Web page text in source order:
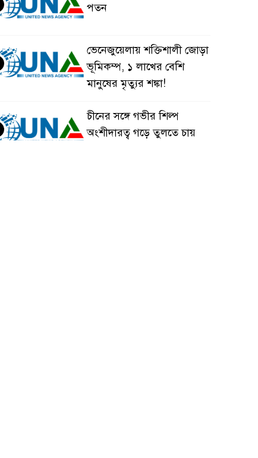
পতন
ভেনেজুয়েলায় শক্তিশালী জোড়া
ভূমিকম্প, ১ লাখের বেশি
মানুষের মৃত্যুর শঙ্কা!
চীনের সঙ্গে গভীর শিল্প
অংশীদারত্ব গড়ে তুলতে চায়